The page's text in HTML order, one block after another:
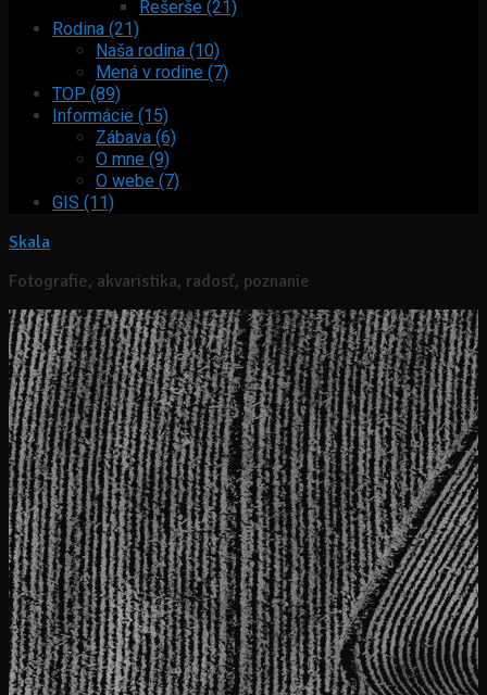
Rešerše (21)
Rodina (21)
Naša rodina (10)
Mená v rodine (7)
TOP (89)
Informácie (15)
Zábava (6)
O mne (9)
O webe (7)
GIS (11)
Skala
Fotografie, akvaristika, radosť, poznanie